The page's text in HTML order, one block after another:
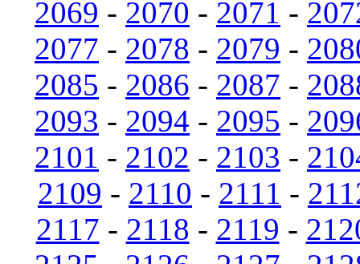
2069 - 2070 - 2071 -
2077 - 2078 - 2079 -
2085 - 2086 - 2087 -
2093 - 2094 - 2095 -
2101 - 2102 - 2103 -
2109 - 2110 - 2111 -
2117 - 2118 - 2119 -